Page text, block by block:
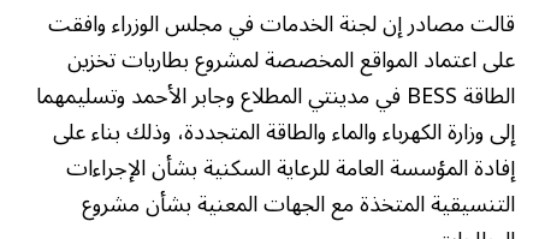
قالت مصادر إن لجنة الخدمات في مجلس الوزراء وافقت
على اعتماد المواقع المخصصة لمشروع بطاريات تخزين
الطاقة BESS في مدينتي المطلاع وجابر الأحمد وتسليمهما
إلى وزارة الكهرباء والماء والطاقة المتجددة، وذلك بناء على
إفادة المؤسسة العامة للرعاية السكنية بشأن الإجراءات
التنسيقية المتخذة مع الجهات المعنية بشأن مشروع